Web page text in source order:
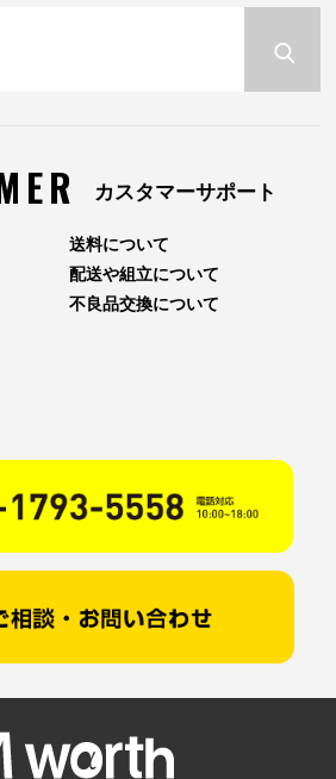
カスタマーサポート
送料について
配送や組立について
不良品交換について